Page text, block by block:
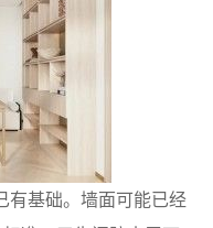
有基础。墙面可能已经